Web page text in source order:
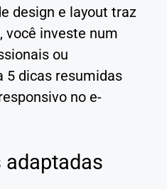
design e layout traz
você investe num
ou
5 dicas resumidas
no e-
adaptadas